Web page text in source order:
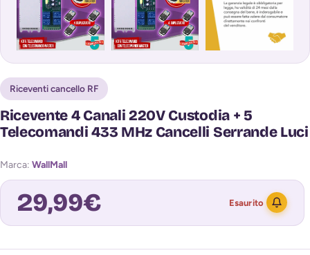
Riceventi cancello RF
Ricevente 4 Canali 220V Custodia + 5
Telecomandi 433 MHz Cancelli Serrande Luci
Marca: WallMall
29,99€ Esaurito